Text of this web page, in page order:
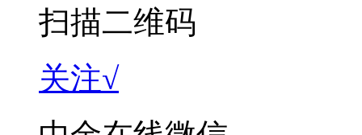
扫描二维码
关注√